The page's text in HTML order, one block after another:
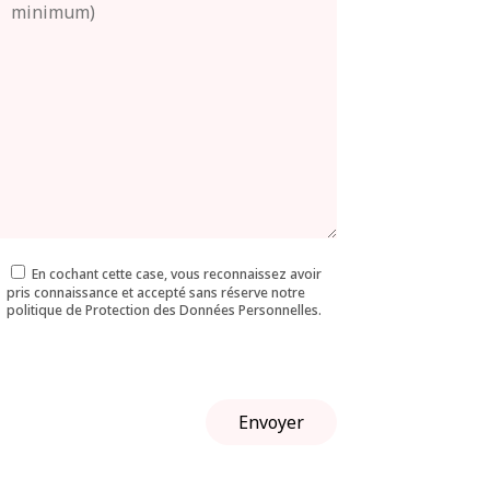
En cochant cette case, vous reconnaissez avoir
pris connaissance et accepté sans réserve notre
politique de Protection des Données Personnelles.